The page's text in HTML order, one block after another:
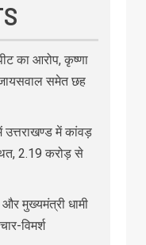
का आरोप, कृष्णा
समेत छह
में कांवड़
2.19 करोड़ से
मुख्यमंत्री धामी
विमर्श